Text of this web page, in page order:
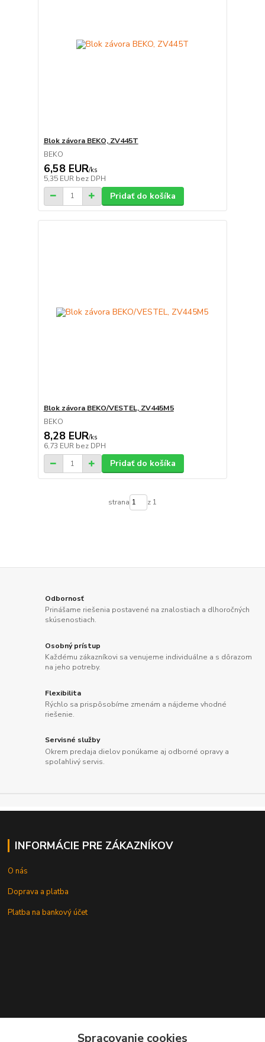
Blok závora BEKO, ZV445T
BEKO
6,58 EUR/ks
5,35 EUR bez DPH
Pridať do košíka
Blok závora BEKO/VESTEL, ZV445M5
BEKO
8,28 EUR/ks
6,73 EUR bez DPH
Pridať do košíka
strana z 1
Odbornosť
Prinášame riešenia postavené na znalostiach a dlhoročných
skúsenostiach.
Osobný prístup
Každému zákazníkovi sa venujeme individuálne a s dôrazom
na jeho potreby.
Flexibilita
Rýchlo sa prispôsobíme zmenám a nájdeme vhodné
riešenie.
Servisné služby
Okrem predaja dielov ponúkame aj odborné opravy a
spoľahlivý servis.
INFORMÁCIE PRE ZÁKAZNÍKOV
O nás
Doprava a platba
Platba na bankový účet
Spracovanie cookies